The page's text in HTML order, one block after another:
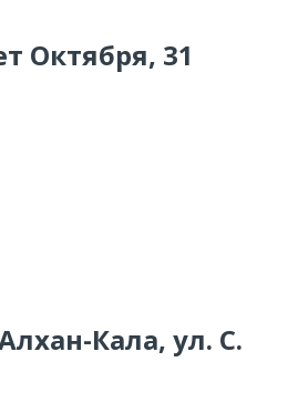
Октября, 31
Кала, ул. С.